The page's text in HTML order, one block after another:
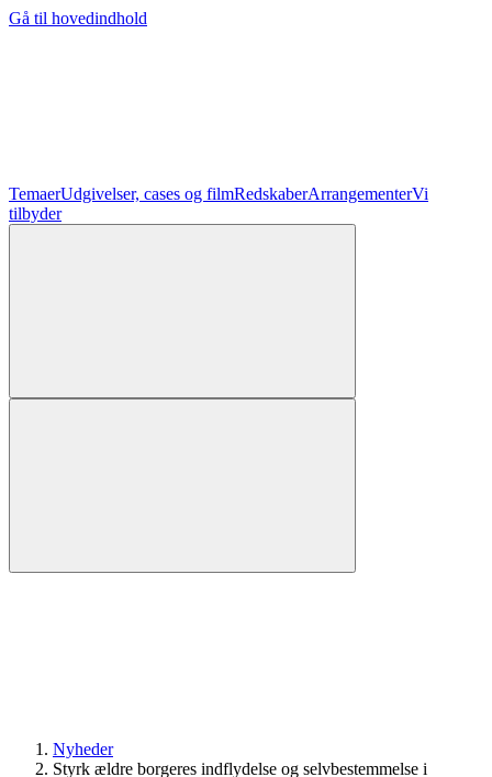
Gå til hovedindhold
TemaerUdgivelser, cases og filmRedskaberArrangementerVi
tilbyder
Nyheder
Styrk ældre borgeres indflydelse og selvbestemmelse i